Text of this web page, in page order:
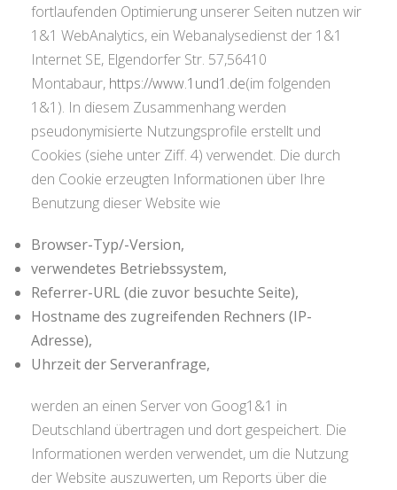
fortlaufenden Optimierung unserer Seiten nutzen wir
1&1 WebAnalytics, ein Webanalysedienst der 1&1
Internet SE, Elgendorfer Str. 57,56410
Montabaur, https://www.1und1.de(im folgenden
1&1). In diesem Zusammenhang werden
pseudonymisierte Nutzungsprofile erstellt und
Cookies (siehe unter Ziff. 4) verwendet. Die durch
den Cookie erzeugten Informationen über Ihre
Benutzung dieser Website wie
Browser-Typ/-Version,
verwendetes Betriebssystem,
Referrer-URL (die zuvor besuchte Seite),
Hostname des zugreifenden Rechners (IP-
Adresse),
Uhrzeit der Serveranfrage,
werden an einen Server von Goog1&1 in
Deutschland übertragen und dort gespeichert. Die
Informationen werden verwendet, um die Nutzung
der Website auszuwerten, um Reports über die